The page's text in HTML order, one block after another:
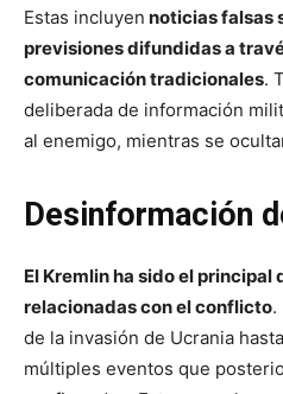
Estas incluyen noticias falsas
previsiones difundidas a
comunicación tradicionales.
deliberada de información
al enemigo, mientras se
Desinformación
El Kremlin ha sido el
relacionadas con el conflicto.
de la invasión de Ucrania
múltiples eventos que